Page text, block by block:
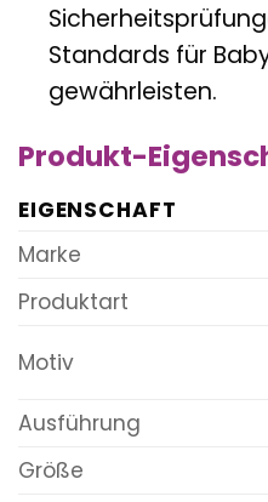
Standards für
gewährleisten.
Produkt-
EIGENSCHAFT
Marke
Produktart
Motiv
Ausführung
Größe